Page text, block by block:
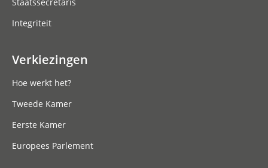
Integriteit
Verkiezingen
Hoe werkt het?
Tweede Kamer
Eerste Kamer
Europees Parlement